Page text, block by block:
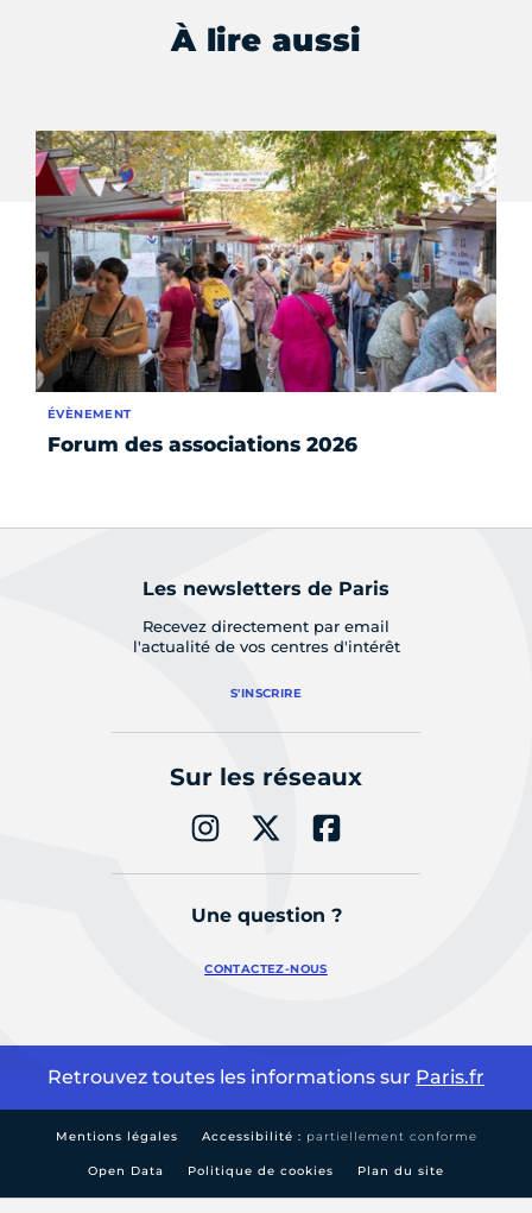
À lire aussi
Forum des associations 2026
ÉVÈNEMENT
Les newsletters de Paris
Recevez directement par email
l'actualité de vos centres d'intérêt
S'INSCRIRE
Sur les réseaux
Une question ?
CONTACTEZ-NOUS
Retrouvez toutes les informations sur Paris.fr
Mentions légales Accessibilité : partiellement conforme
Open Data Politique de cookies Plan du site